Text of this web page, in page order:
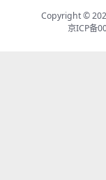
Copyright ©
京ICP备